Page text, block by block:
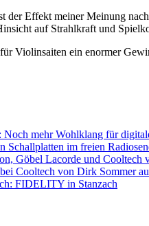
der Effekt meiner Meinung
auf Strahlkraft und
Violinsaiten ein enormer
Noch mehr Wohlklang für
Schallplatten im freien
Göbel Lacorde und
Cooltech von Dirk Sommer
FIDELITY in Stanzach